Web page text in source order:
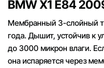
BMW X1 E84
Мембранный 3-слойный
года. Дышит, устойчив к
до 3000 микрон влаги.
она испаряется через